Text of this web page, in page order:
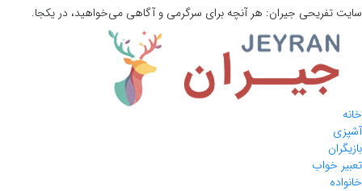
سایت تفریحی جیران: هر آنچه برای سرگرمی و آگاهی می‌خواهید، در یکجا.
خانه
آشپزی
بازیگران
تعبیر خواب
خانواده